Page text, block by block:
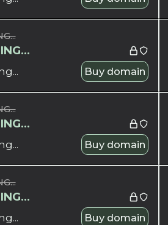
Buy domain
Buy domain
Buy domain